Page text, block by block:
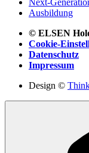
Ausbildung
© ELSEN
Cookie-
Datenschutz
Impressum
Design ©